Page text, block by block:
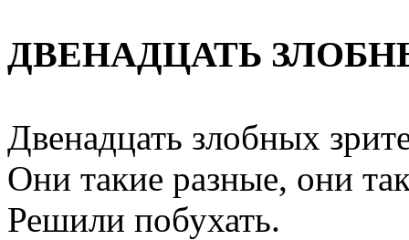
ДВЕНАДЦАТЬ
Двенадцать злобных
Они такие разные, они
Решили побухать.